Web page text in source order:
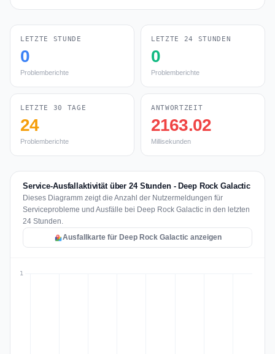
LETZTE STUNDE
0
Problemberichte
LETZTE 24 STUNDEN
0
Problemberichte
LETZTE 30 TAGE
24
Problemberichte
ANTWORTZEIT
2163.02
Millisekunden
Service-Ausfallaktivität über 24 Stunden - Deep Rock Galactic
Dieses Diagramm zeigt die Anzahl der Nutzermeldungen für
Serviceprobleme und Ausfälle bei Deep Rock Galactic in den letzten
24 Stunden.
Ausfallkarte für Deep Rock Galactic anzeigen